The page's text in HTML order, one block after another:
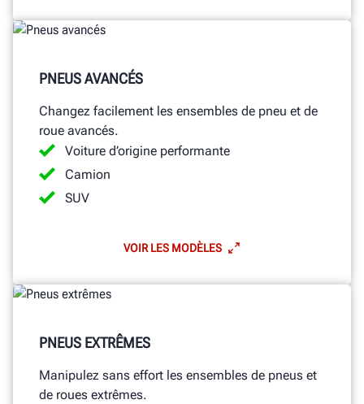
PNEUS AVANCÉS
Changez facilement les ensembles de pneu et de
roue avancés.
Voiture d’origine performante
Camion
SUV
VOIR LES MODÈLES
PNEUS EXTRÊMES
Manipulez sans effort les ensembles de pneus et
de roues extrêmes.